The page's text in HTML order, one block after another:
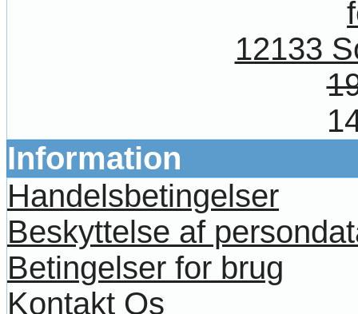
12133
Information
Handelsbetingelser
Beskyttelse af
Betingelser for brug
Kontakt Os